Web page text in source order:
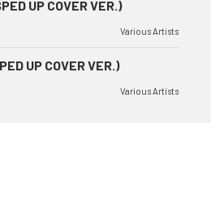
UP COVER VER.)
Various Artists
UP COVER VER.)
Various Artists